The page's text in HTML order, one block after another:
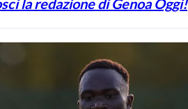
la redazione di Genoa Oggi!